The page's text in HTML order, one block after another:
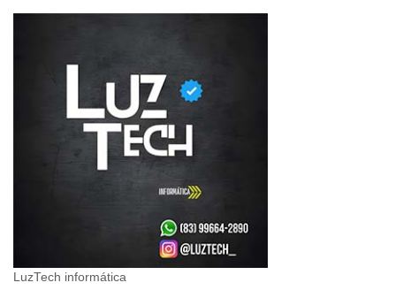
LuzTech informática